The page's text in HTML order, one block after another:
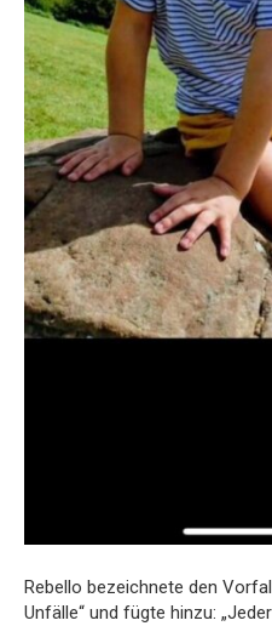
Rebello bezeichnete den
Unfälle“ und fügte hinzu: